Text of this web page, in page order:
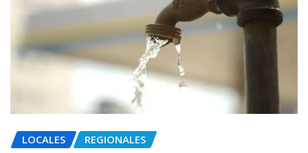
LOCALES REGIONALES